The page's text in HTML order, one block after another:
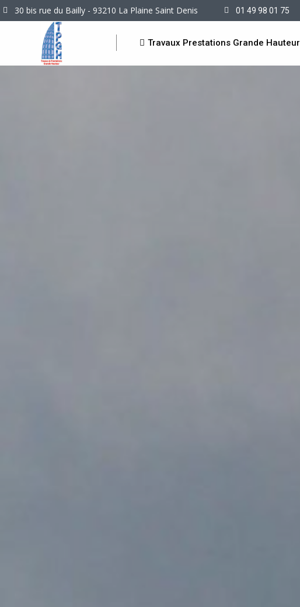
30 bis rue du Bailly - 93210 La Plaine Saint Denis 01 49 98 01 75
Travaux Prestations Grande Hauteur